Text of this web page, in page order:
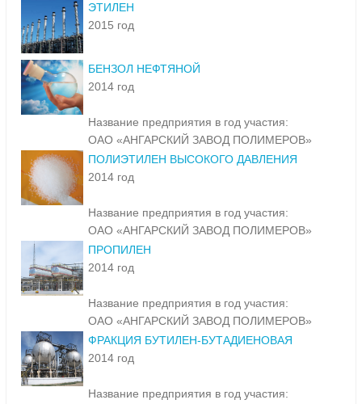
ЭТИЛЕН
2015 год
БЕНЗОЛ НЕФТЯНОЙ
2014 год
Название предприятия в год участия:
ОАО «АНГАРСКИЙ ЗАВОД ПОЛИМЕРОВ»
ПОЛИЭТИЛЕН ВЫСОКОГО ДАВЛЕНИЯ
2014 год
Название предприятия в год участия:
ОАО «АНГАРСКИЙ ЗАВОД ПОЛИМЕРОВ»
ПРОПИЛЕН
2014 год
Название предприятия в год участия:
ОАО «АНГАРСКИЙ ЗАВОД ПОЛИМЕРОВ»
ФРАКЦИЯ БУТИЛЕН-БУТАДИЕНОВАЯ
2014 год
Название предприятия в год участия: